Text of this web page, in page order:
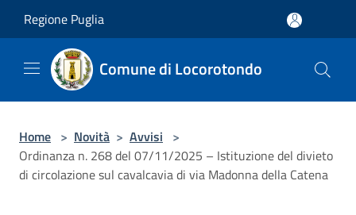
Regione Puglia
Comune di Locorotondo
Home > Novità > Avvisi >
Ordinanza n. 268 del 07/11/2025 – Istituzione del divieto
di circolazione sul cavalcavia di via Madonna della Catena